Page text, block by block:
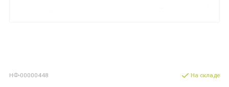
НФ-00000448 На складе